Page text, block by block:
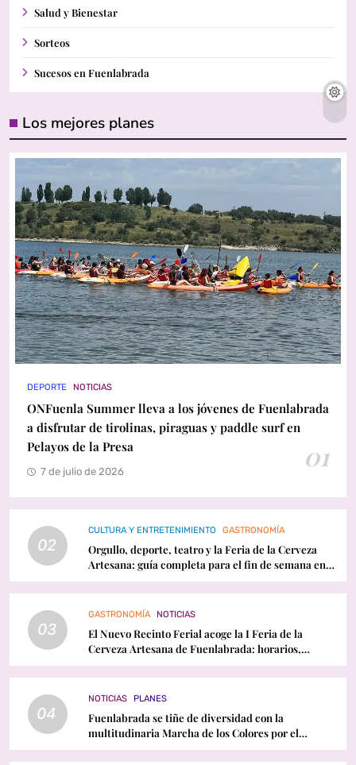
Salud y Bienestar
Sorteos
Sucesos en Fuenlabrada
Los mejores planes
DEPORTE NOTICIAS
ONFuenla Summer lleva a los jóvenes de Fuenlabrada
a disfrutar de tirolinas, piraguas y paddle surf en
Pelayos de la Presa
01
7 de julio de 2026
02
CULTURA Y ENTRETENIMIENTO GASTRONOMÍA
Orgullo, deporte, teatro y la Feria de la Cerveza
Artesana: guía completa para el fin de semana en
Fuenlabrada
03
GASTRONOMÍA NOTICIAS
El Nuevo Recinto Ferial acoge la I Feria de la
Cerveza Artesana de Fuenlabrada: horarios,
conciertos y programación
04
NOTICIAS PLANES
Fuenlabrada se tiñe de diversidad con la
multitudinaria Marcha de los Colores por el
Orgullo LGTBI